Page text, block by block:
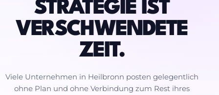
STRATEGIE IST
VERSCHWENDETE
ZEIT.
Viele Unternehmen in Heilbronn posten gelegentlich
ohne Plan und ohne Verbindung zum Rest ihres